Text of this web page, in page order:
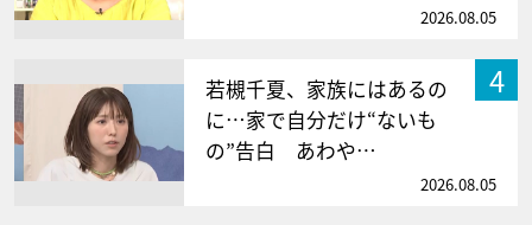
2026.08.05
4
若槻千夏、家族にはあるの
に…家で自分だけ“ないも
の”告白 あわや…
2026.08.05